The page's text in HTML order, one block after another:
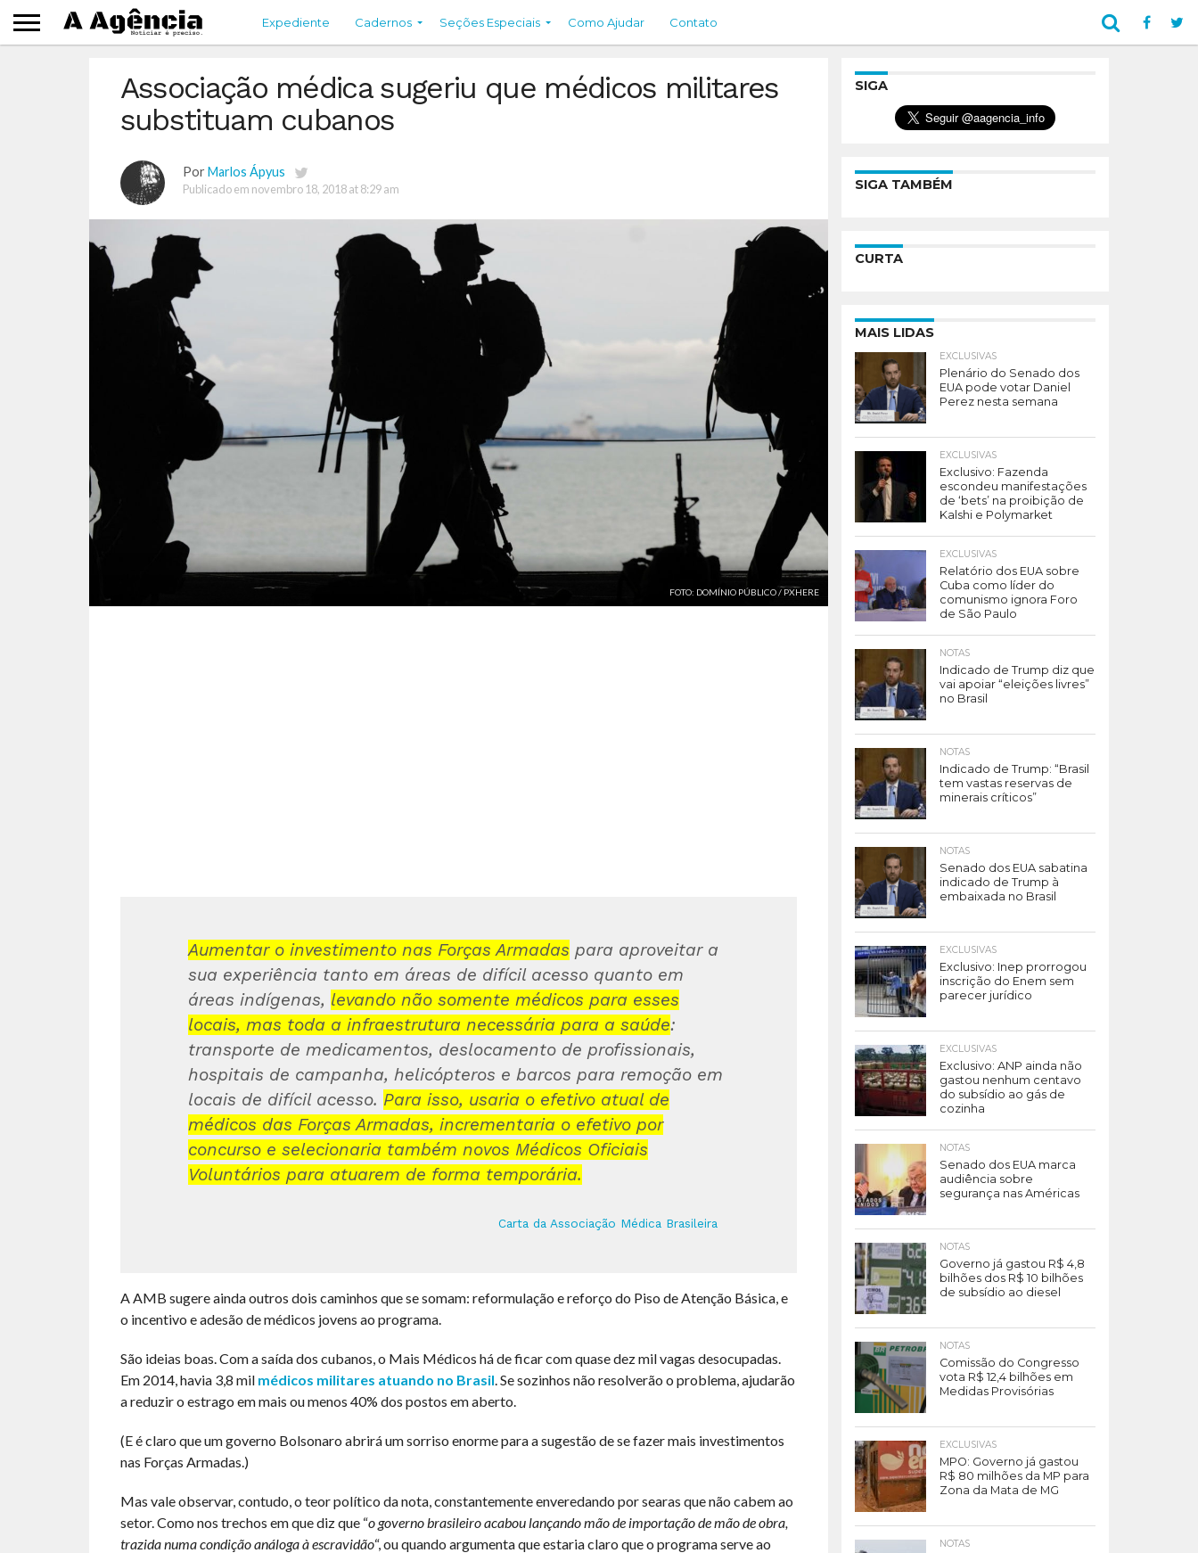
Expediente Cadernos Seções Especiais Como Ajudar Contato
Associação médica sugeriu que médicos militares
substituam cubanos
Por Marlos Ápyus
Publicado em novembro 18, 2018 at 8:29 am
FOTO: DOMÍNIO PÚBLICO / PXHERE
Aumentar o investimento nas Forças Armadas para aproveitar a
sua experiência tanto em áreas de difícil acesso quanto em
áreas indígenas, levando não somente médicos para esses
locais, mas toda a infraestrutura necessária para a saúde:
transporte de medicamentos, deslocamento de profissionais,
hospitais de campanha, helicópteros e barcos para remoção em
locais de difícil acesso. Para isso, usaria o efetivo atual de
médicos das Forças Armadas, incrementaria o efetivo por
concurso e selecionaria também novos Médicos Oficiais
Voluntários para atuarem de forma temporária.
Carta da Associação Médica Brasileira
A AMB sugere ainda outros dois caminhos que se somam: reformulação e reforço do Piso de Atenção Básica, e
o incentivo e adesão de médicos jovens ao programa.
São ideias boas. Com a saída dos cubanos, o Mais Médicos há de ficar com quase dez mil vagas desocupadas.
Em 2014, havia 3,8 mil médicos militares atuando no Brasil. Se sozinhos não resolverão o problema, ajudarão
a reduzir o estrago em mais ou menos 40% dos postos em aberto.
(E é claro que um governo Bolsonaro abrirá um sorriso enorme para a sugestão de se fazer mais investimentos
nas Forças Armadas.)
Mas vale observar, contudo, o teor político da nota, constantemente enveredando por searas que não cabem ao
setor. Como nos trechos em que diz que “o governo brasileiro acabou lançando mão de importação de mão de obra,
trazida numa condição análoga à escravidão“, ou quando argumenta que estaria claro que o programa serve ao
SIGA
SIGA TAMBÉM
CURTA
MAIS LIDAS
EXCLUSIVAS
Plenário do Senado dos
EUA pode votar Daniel
Perez nesta semana
EXCLUSIVAS
Exclusivo: Fazenda
escondeu manifestações
de ‘bets’ na proibição de
Kalshi e Polymarket
EXCLUSIVAS
Relatório dos EUA sobre
Cuba como líder do
comunismo ignora Foro
de São Paulo
NOTAS
Indicado de Trump diz que
vai apoiar “eleições livres”
no Brasil
NOTAS
Indicado de Trump: “Brasil
tem vastas reservas de
minerais críticos”
NOTAS
Senado dos EUA sabatina
indicado de Trump à
embaixada no Brasil
EXCLUSIVAS
Exclusivo: Inep prorrogou
inscrição do Enem sem
parecer jurídico
EXCLUSIVAS
Exclusivo: ANP ainda não
gastou nenhum centavo
do subsídio ao gás de
cozinha
NOTAS
Senado dos EUA marca
audiência sobre
segurança nas Américas
NOTAS
Governo já gastou R$ 4,8
bilhões dos R$ 10 bilhões
de subsídio ao diesel
NOTAS
Comissão do Congresso
vota R$ 12,4 bilhões em
Medidas Provisórias
EXCLUSIVAS
MPO: Governo já gastou
R$ 80 milhões da MP para
Zona da Mata de MG
NOTAS